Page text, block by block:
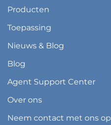
Producten
Toepassing
Nieuws & Blog
Blog
Agent Support Center
Over ons
Neem contact met ons op